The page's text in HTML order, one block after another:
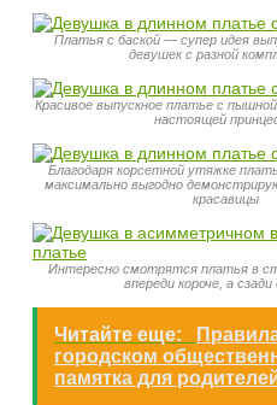
Платья с баской — супер идея
девушек с разной
Красивое выпускное платье с
настоящей
Благодаря корсетной утяжке
максимально выгодно
красавицы
Интересно смотрятся платья в
впереди короче, а сзади
Читайте еще:
городском
памятка для